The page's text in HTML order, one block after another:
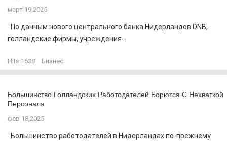
март 19,2025
По данным нового центрального банка Нидерландов DNB,
голландские фирмы, учреждения...
Hits:1638 Бизнес
Большинство Голландских Работодателей Борются С Нехваткой
Персонала
фев 18,2025
Большинство работодателей в Нидерландах по-прежнему